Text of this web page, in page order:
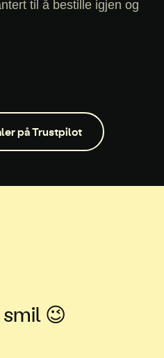
til å bestille igjen og
på Trustpilot
😉